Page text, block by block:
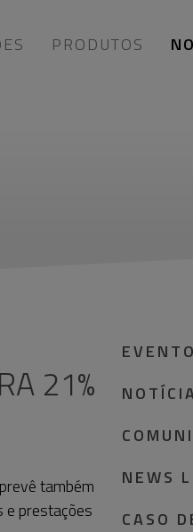
PRODUTOS
21%
também
e prestações
NEWS
CASO